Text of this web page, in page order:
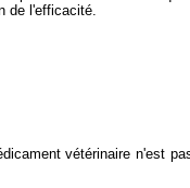
de l'efficacité.
vétérinaire n'est